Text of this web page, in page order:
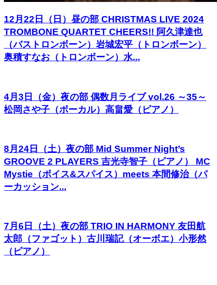
12月22日（日）昼の部 CHRISTMAS LIVE 2024
TROMBONE QUARTET CHEERS!! 阿久津達也
（バストロンボーン）岩城宏平（トロンボーン）
奥積すなお（トロンボーン）水...
4月3日（金）夜の部 偶数月ライブ vol.26 ～35～
松岡さや子（ボーカル）高畠愛（ピアノ）
8月24日（土）夜の部 Mid Summer Night’s
GROOVE 2 PLAYERS 吉光寺智子（ピアノ） MC
Mystie（ボイス&スパイス）meets 本間修治（パ
ーカッション...
7月6日（土）夜の部 TRIO IN HARMONY 友田航
太郎（ファゴット）古川瑞記（オーボエ）小形然
（ピアノ）